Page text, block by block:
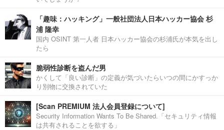
「趣味：ハッキング」一般社団法人日本ハッカー協会 杉
浦 隆幸
国内 OSINT 第一人者 日本ハッカー協会の杉浦氏が本気を出し
たら
脆弱性診断を盗んだ男
かくして「良い診断」の定義が気づいたらいつの間にかすっか
り別物に交換されていた
[Scan PREMIUM 法人会員登録について]
Security Information Wants To Be Shared.「セキュリティ情報
は共有されることを欲する」